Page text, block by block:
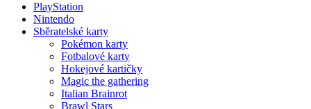
PlayStation
Nintendo
Sběratelské karty
Pokémon karty
Fotbalové karty
Hokejové kartičky
Magic the gathering
Italian Brainrot
Brawl Stars